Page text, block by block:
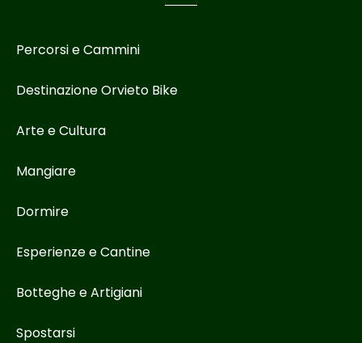
Percorsi e Cammini
Destinazione Orvieto Bike
Arte e Cultura
Mangiare
Dormire
Esperienze e Cantine
Botteghe e Artigiani
Spostarsi